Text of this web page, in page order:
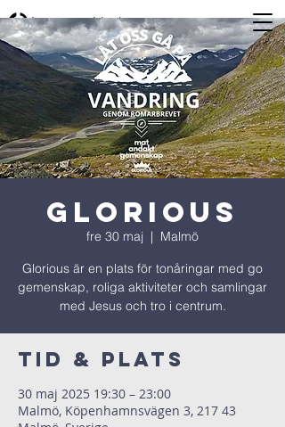
Glorious
fre 30 maj
  |
Malmö
Glorious är en plats för tonåringar med go
gemenskap, roliga aktiviteter och samlingar
med Jesus och tro i centrum.
Tid & Plats
30 maj 2025 19:30 – 23:00
Malmö, Köpenhamnsvägen 3, 217 43